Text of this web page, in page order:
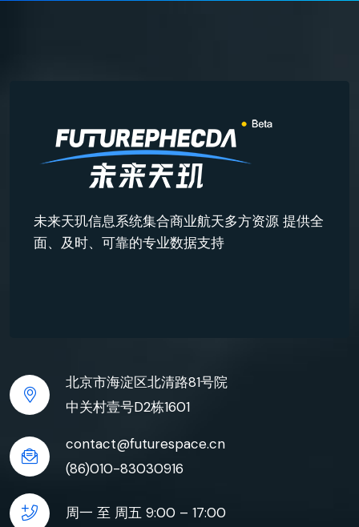
未来天玑信息系统集合商业航天多方资源 提供全
面、及时、可靠的专业数据支持
北京市海淀区北清路81号院
中关村壹号D2栋1601
contact@futurespace.cn
(86)010-83030916
周一 至 周五 9:00 – 17:00